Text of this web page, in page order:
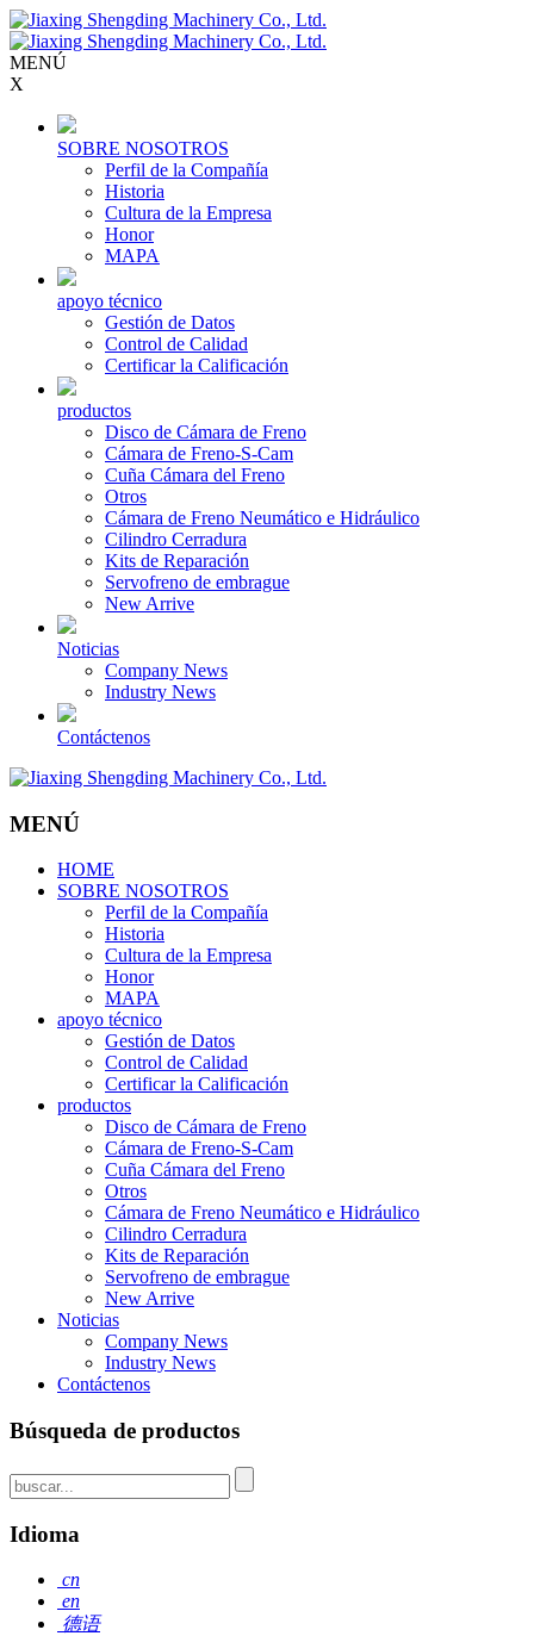
MENÚ
X
SOBRE NOSOTROS
Perfil de la Compañía
Historia
Cultura de la Empresa
Honor
MAPA
apoyo técnico
Gestión de Datos
Control de Calidad
Certificar la Calificación
productos
Disco de Cámara de Freno
Cámara de Freno-S-Cam
Cuña Cámara del Freno
Otros
Cámara de Freno Neumático e Hidráulico
Cilindro Cerradura
Kits de Reparación
Servofreno de embrague
New Arrive
Noticias
Company News
Industry News
Contáctenos
MENÚ
HOME
SOBRE NOSOTROS
Perfil de la Compañía
Historia
Cultura de la Empresa
Honor
MAPA
apoyo técnico
Gestión de Datos
Control de Calidad
Certificar la Calificación
productos
Disco de Cámara de Freno
Cámara de Freno-S-Cam
Cuña Cámara del Freno
Otros
Cámara de Freno Neumático e Hidráulico
Cilindro Cerradura
Kits de Reparación
Servofreno de embrague
New Arrive
Noticias
Company News
Industry News
Contáctenos
Búsqueda de productos
Idioma
cn
en
德语